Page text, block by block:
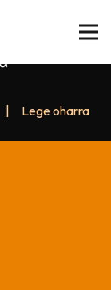
Lege oharra